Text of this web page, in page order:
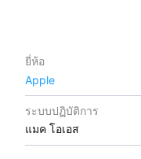
ยี่ห้อ
Apple
ระบบปฏิบัติการ
แมค โอเอส